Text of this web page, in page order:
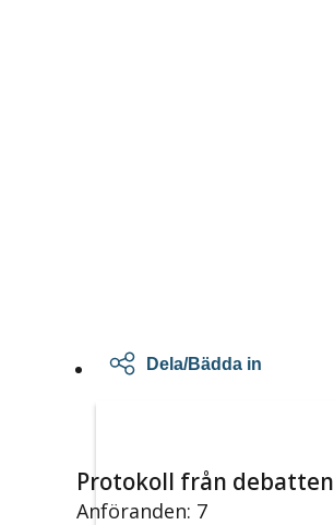
Dela/Bädda in
Protokoll från debatten
Anföranden: 7